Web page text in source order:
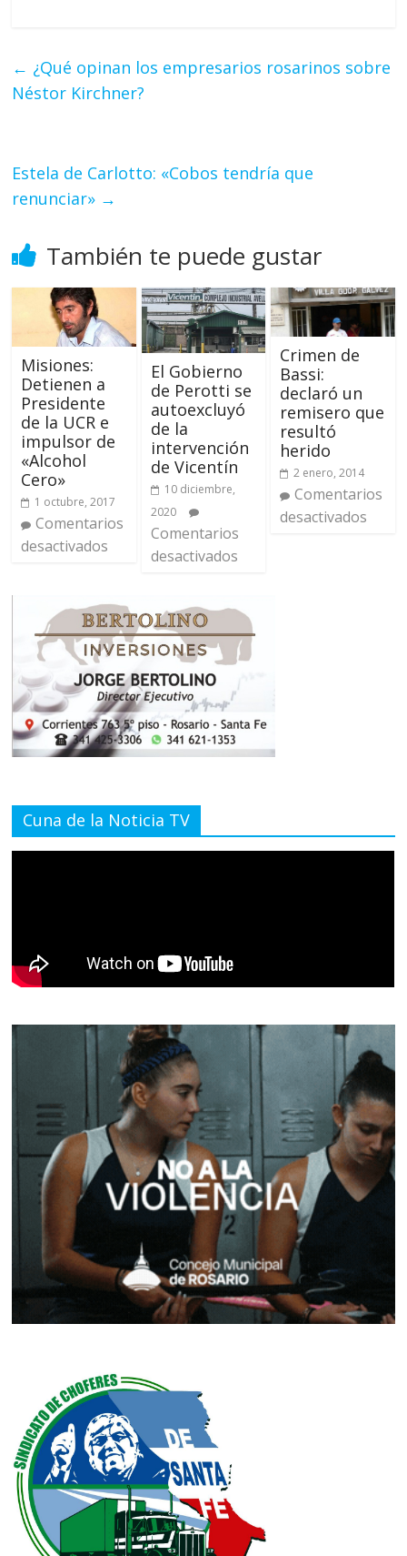
← ¿Qué opinan los empresarios rosarinos sobre
Néstor Kirchner?
Estela de Carlotto: «Cobos tendría que
renunciar» →
También te puede gustar
Misiones:
Detienen a
Presidente
de la UCR e
impulsor de
«Alcohol
Cero»
1 octubre, 2017
Comentarios
desactivados
El Gobierno
de Perotti se
autoexcluyó
de la
intervención
de Vicentín
10 diciembre,
2020
Comentarios
desactivados
Crimen de
Bassi:
declaró un
remisero que
resultó
herido
2 enero, 2014
Comentarios
desactivados
Cuna de la Noticia TV